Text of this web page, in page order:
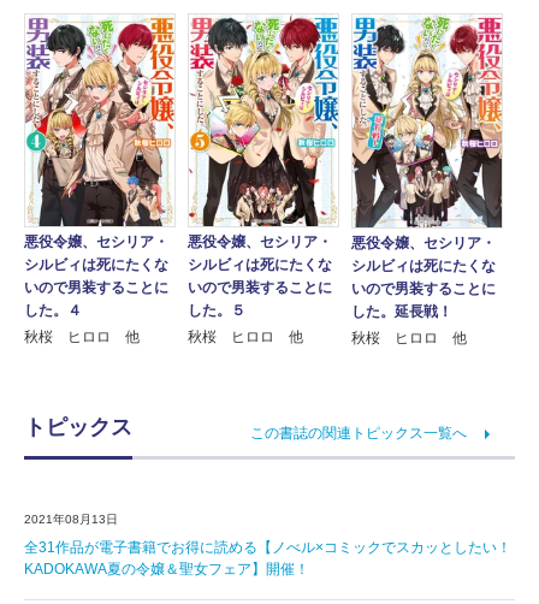
悪役令嬢、セシリア・
シルビィは死にたくな
いので男装することに
した。４
秋桜 ヒロロ 他
悪役令嬢、セシリア・
シルビィは死にたくな
いので男装することに
した。５
秋桜 ヒロロ 他
悪役令嬢、セシリア・
シルビィは死にたくな
いので男装することに
した。延長戦！
秋桜 ヒロロ 他
トピックス この書誌の関連トピックス一覧へ
2021年08月13日
全31作品が電子書籍でお得に読める【ノべル×コミックでスカッとしたい！
KADOKAWA夏の令嬢＆聖女フェア】開催！